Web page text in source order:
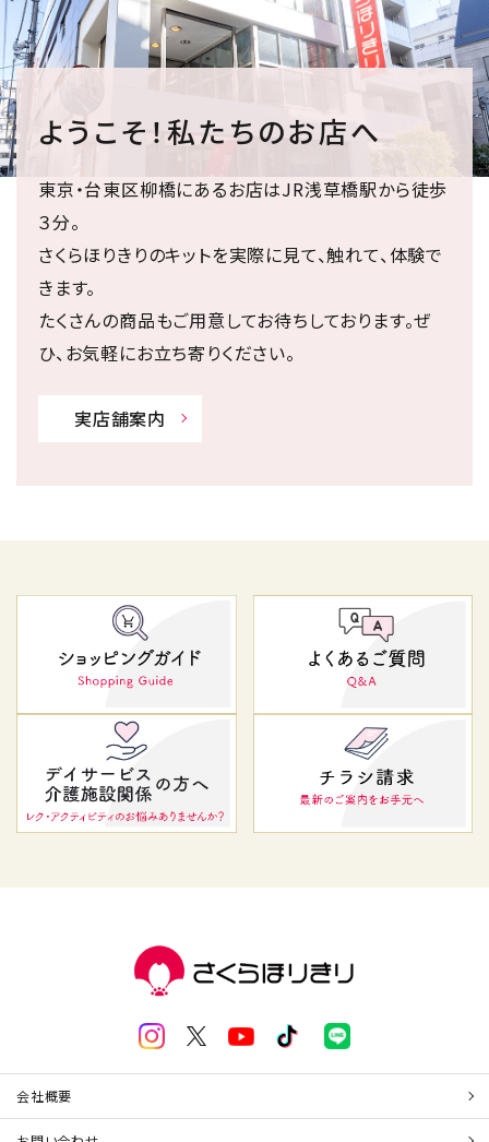
ようこそ！私たちのお店へ
東京・台東区柳橋にあるお店はJR浅草橋駅から徒歩
３分。
さくらほりきりのキットを実際に見て、触れて、体験で
きます。
たくさんの商品もご用意してお待ちしております。ぜ
ひ、お気軽にお立ち寄りください。
実店舗案内
会社概要